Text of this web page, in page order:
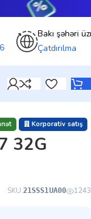
Bakı şəhəri
Çatdırılma
Korporativ satış
32G
SKU:21SSS1UA00 1243